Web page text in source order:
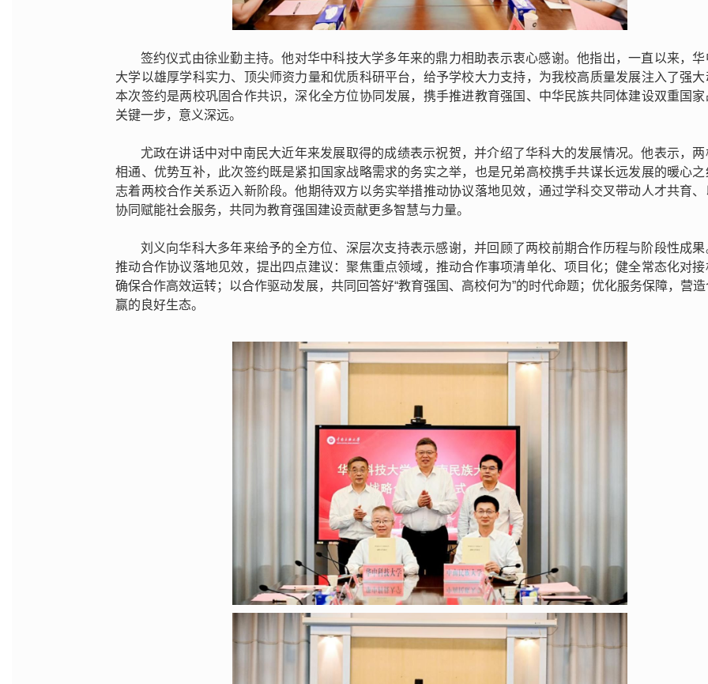
签约仪式由徐业勤主持。他对华中科技大学多年来的鼎力相助表示衷心感谢。他指出，一直以来，
大学以雄厚学科实力、顶尖师资力量和优质科研平台，给予学校大力支持，为我校高质量发展注入了强
本次签约是两校巩固合作共识，深化全方位协同发展，携手推进教育强国、中华民族共同体建设双重国
关键一步，意义深远。
尤政在讲话中对中南民大近年来发展取得的成绩表示祝贺，并介绍了华科大的发展情况。他表示，
相通、优势互补，此次签约既是紧扣国家战略需求的务实之举，也是兄弟高校携手共谋长远发展的暖心
志着两校合作关系迈入新阶段。他期待双方以务实举措推动协议落地见效，通过学科交叉带动人才共育
协同赋能社会服务，共同为教育强国建设贡献更多智慧与力量。
刘义向华科大多年来给予的全方位、深层次支持表示感谢，并回顾了两校前期合作历程与阶段性成
推动合作协议落地见效，提出四点建议：聚焦重点领域，推动合作事项清单化、项目化；健全常态化对
确保合作高效运转；以合作驱动发展，共同回答好“教育强国、高校何为”的时代命题；优化服务保障，营
赢的良好生态。